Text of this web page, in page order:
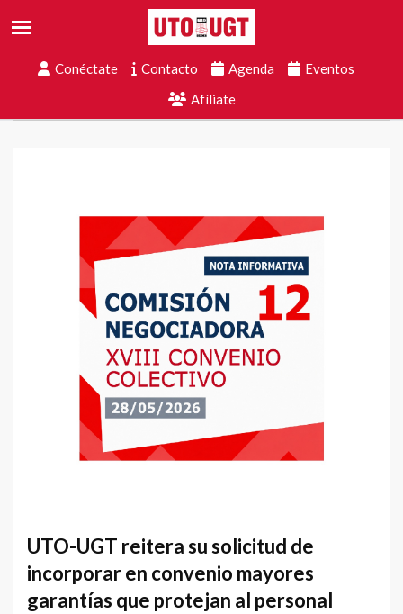
Conéctate Contacto Agenda
Eventos
Afíliate
UTO-UGT reitera su solicitud de
incorporar en convenio mayores
garantías que protejan al personal